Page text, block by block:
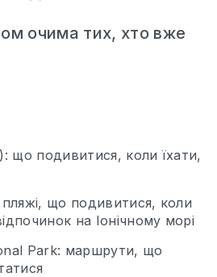
очима тих, хто вже
що подивитися, коли їхати,
пляжі, що подивитися, коли
на Іонічному морі
Park: маршрути, що